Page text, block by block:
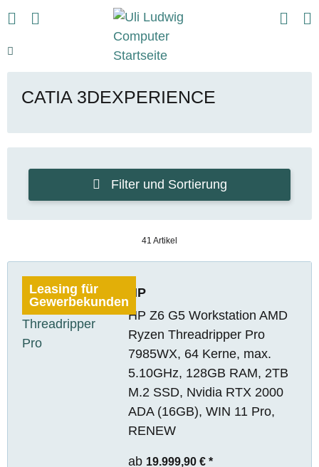
CATIA 3DEXPERIENCE
Filter und Sortierung
41 Artikel
Leasing für
Gewerbekunden
HP
HP Z6 G5 Workstation AMD
Ryzen Threadripper Pro
7985WX, 64 Kerne, max.
5.10GHz, 128GB RAM, 2TB
M.2 SSD, Nvidia RTX 2000
ADA (16GB), WIN 11 Pro,
RENEW
ab 19.999,90 € *